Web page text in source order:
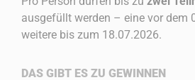
ausgefüllt werden – eine vor dem
weitere bis zum 18.07.2026.
DAS GIBT ES ZU GEWINNEN